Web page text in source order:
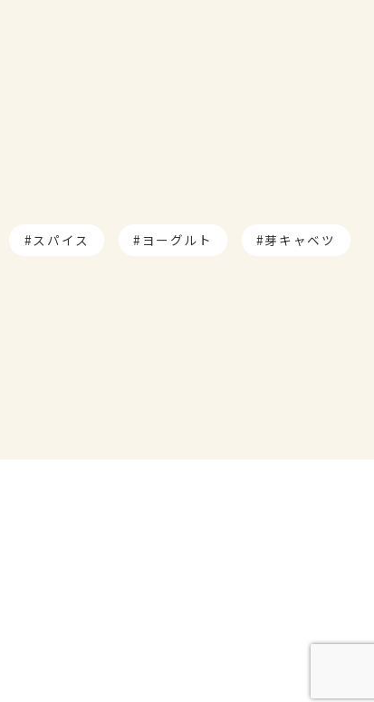
スパイス ヨーグルト 芽キャベツ